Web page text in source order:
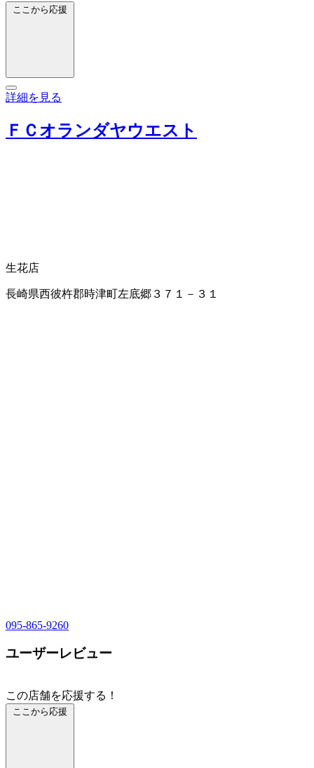
ここから応援
詳細を見る
ＦＣオランダヤウエスト
生花店
長崎県西彼杵郡時津町左底郷３７１－３１
095-865-9260
ユーザーレビュー
この店舗を応援する！
ここから応援